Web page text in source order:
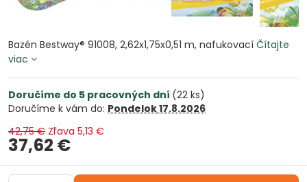
Bazén Bestway® 91008, 2,62x1,75x0,51 m, nafukovací Čítajte
viac
Doručíme do 5 pracovných dní (22 ks)
Doručíme k vám do: Pondelok17.8.2026
42,75 € Zľava 5,13 €
37,62 €